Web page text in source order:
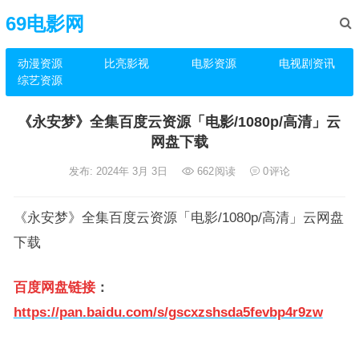
69电影网
动漫资源 比亮影视 电影资源
电视剧资讯
综艺资源
《永安梦》全集百度云资源「电影/1080p/高清」云
网盘下载
发布: 2024年 3月 3日 662阅读 0评论
《永安梦》全集百度云资源「电影/1080p/高清」云网盘
下载
百度网盘链接：
https://pan.baidu.com/s/gscxzshsda5fevbp4r9zw